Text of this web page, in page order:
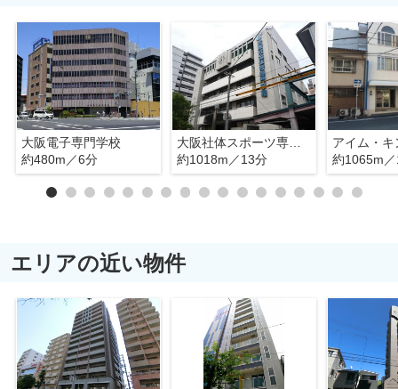
大阪電子専門学校
約480m／6分
大阪社体スポーツ専門学校
約1018m／13分
約1065m
エリアの近い物件